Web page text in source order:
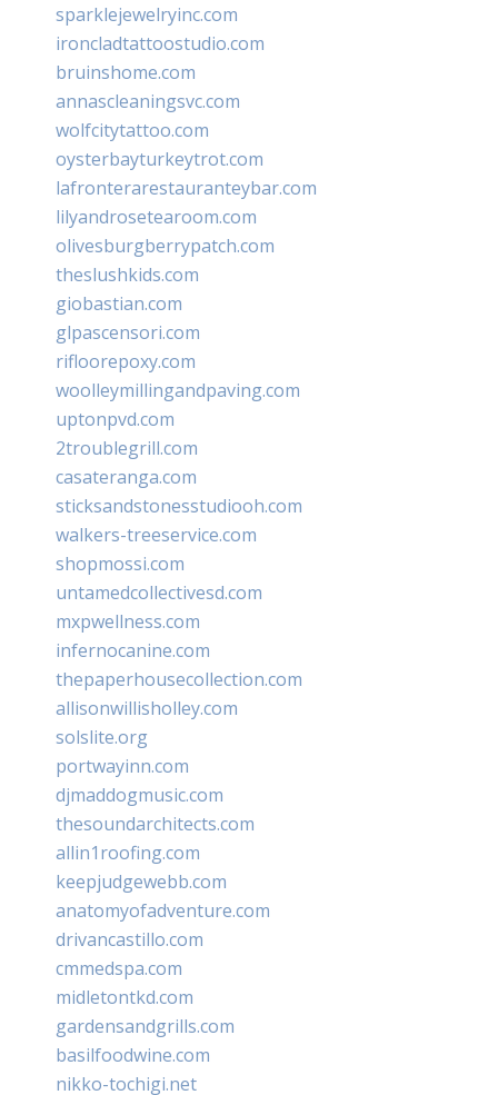
sparklejewelryinc.com
ironcladtattoostudio.com
bruinshome.com
annascleaningsvc.com
wolfcitytattoo.com
oysterbayturkeytrot.com
lafronterarestauranteybar.com
lilyandrosetearoom.com
olivesburgberrypatch.com
theslushkids.com
giobastian.com
glpascensori.com
rifloorepoxy.com
woolleymillingandpaving.com
uptonpvd.com
2troublegrill.com
casateranga.com
sticksandstonesstudiooh.com
walkers-treeservice.com
shopmossi.com
untamedcollectivesd.com
mxpwellness.com
infernocanine.com
thepaperhousecollection.com
allisonwillisholley.com
solslite.org
portwayinn.com
djmaddogmusic.com
thesoundarchitects.com
allin1roofing.com
keepjudgewebb.com
anatomyofadventure.com
drivancastillo.com
cmmedspa.com
midletontkd.com
gardensandgrills.com
basilfoodwine.com
nikko-tochigi.net